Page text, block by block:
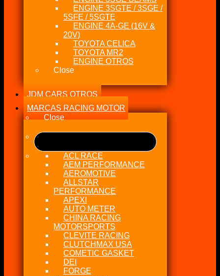
ENGINE 3SGTE / 3SGE /
5SFE / 5SGTE
ENGINE 4A-GE (16V &
20V)
TOYOTA CELICA
TOYOTA MR2
ENGINE OTROS
Close
JDM CARS OTROS
MARCAS RACING MOTOR
Close
ACL RACE
AEM PERFORMANCE
AEROMOTIVE
ALLSTAR
PERFORMANCE
APEXI
AUTO METER
CHINA RACING
MOTORSPORTS
CLEVITE RACING
CLUTCHMAX USA
COMETIC GASKET
DEI
FORGE